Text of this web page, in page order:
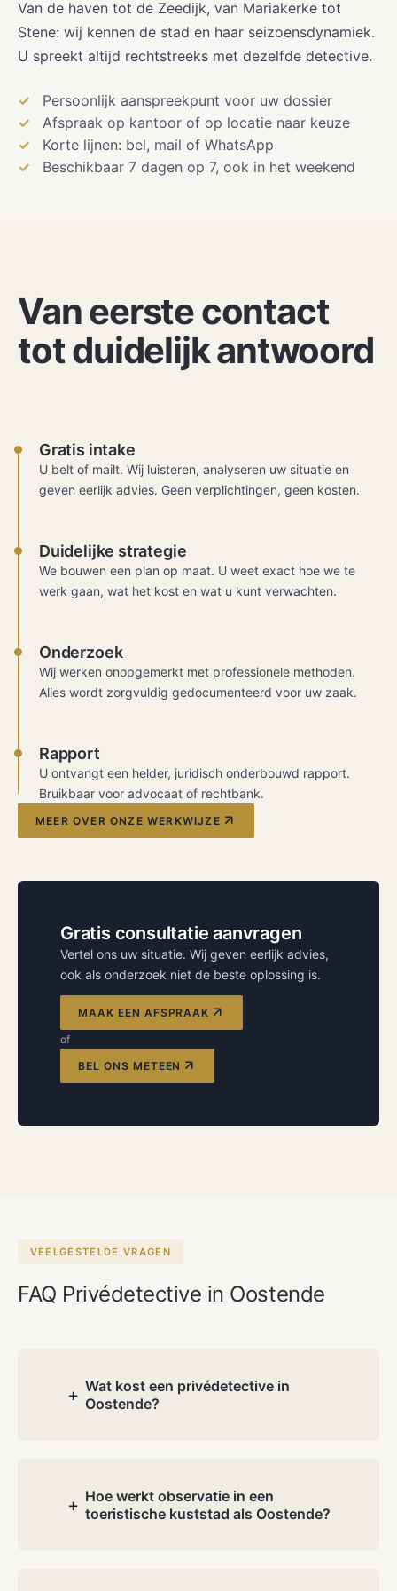
Van de haven tot de Zeedijk, van Mariakerke tot
Stene: wij kennen de stad en haar seizoensdynamiek.
U spreekt altijd rechtstreeks met dezelfde detective.
Persoonlijk aanspreekpunt voor uw dossier
Afspraak op kantoor of op locatie naar keuze
Korte lijnen: bel, mail of WhatsApp
Beschikbaar 7 dagen op 7, ook in het weekend
Van eerste contact
tot duidelijk antwoord
Gratis intake
U belt of mailt. Wij luisteren, analyseren uw situatie en
geven eerlijk advies. Geen verplichtingen, geen kosten.
Duidelijke strategie
We bouwen een plan op maat. U weet exact hoe we te
werk gaan, wat het kost en wat u kunt verwachten.
Onderzoek
Wij werken onopgemerkt met professionele methoden.
Alles wordt zorgvuldig gedocumenteerd voor uw zaak.
Rapport
U ontvangt een helder, juridisch onderbouwd rapport.
Bruikbaar voor advocaat of rechtbank.
MEER OVER ONZE WERKWIJZE
Gratis consultatie aanvragen
Vertel ons uw situatie. Wij geven eerlijk advies,
ook als onderzoek niet de beste oplossing is.
MAAK EEN AFSPRAAK
of
BEL ONS METEEN
VEELGESTELDE VRAGEN
FAQ Privédetective in Oostende
Wat kost een privédetective in
Oostende?
+
gratis consultatie bespreken wij uw
situatie en ontvangt u een transparante
Hoe werkt observatie in een
toeristische kuststad als Oostende?
+